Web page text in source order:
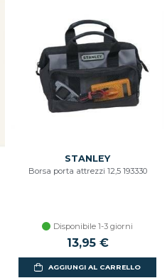
STANLEY
Borsa porta attrezzi 12,5 193330
Disponibile 1-3 giorni
13,95 €
AGGIUNGI AL CARRELLO